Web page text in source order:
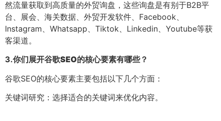
然流量获取到高质量的外贸询盘，这些询盘是有别于B2B平
台、展会、海关数据、外贸开发软件、Facebook、
Instagram、Whatsapp、Tiktok、Linkedin、Youtube等获
客渠道。
3.你们展开谷歌SEO的核心要素有哪些？
谷歌SEO的核心要素主要包括以下几个方面：
关键词研究：选择适合的关键词来优化内容。